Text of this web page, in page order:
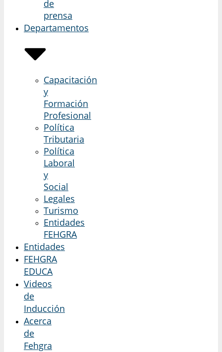
de
prensa
Departamentos
Capacitación
y
Formación
Profesional
Política
Tributaria
Política
Laboral
y
Social
Legales
Turismo
Entidades
FEHGRA
Entidades
FEHGRA
EDUCA
Videos
de
Inducción
Acerca
de
Fehgra